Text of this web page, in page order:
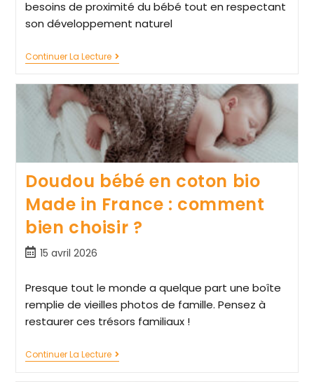
besoins de proximité du bébé tout en respectant
son développement naturel
Continuer La Lecture
Doudou bébé en coton bio
Made in France : comment
bien choisir ?
15 avril 2026
Presque tout le monde a quelque part une boîte
remplie de vieilles photos de famille. Pensez à
restaurer ces trésors familiaux !
Continuer La Lecture